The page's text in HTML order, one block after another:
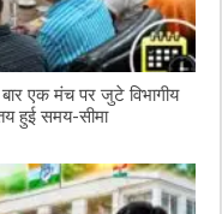
बार एक मंच पर जुटे विभागीय
हुई समय-सीमा